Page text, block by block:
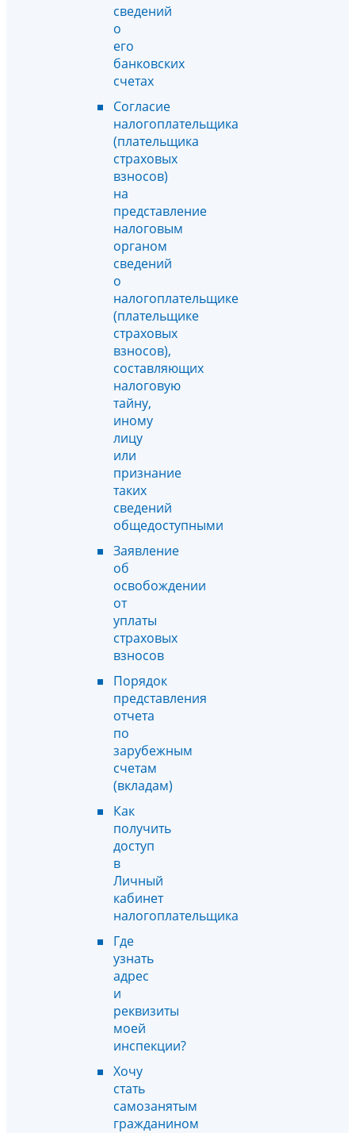
сведений
о
его
банковских
счетах
Согласие
налогоплательщика
(плательщика
страховых
взносов)
на
представление
налоговым
органом
сведений
о
налогоплательщике
(плательщике
страховых
взносов),
составляющих
налоговую
тайну,
иному
лицу
или
признание
таких
сведений
общедоступными
Заявление
об
освобождении
от
уплаты
страховых
взносов
Порядок
представления
отчета
по
зарубежным
счетам
(вкладам)
Как
получить
доступ
в
Личный
кабинет
налогоплательщика
Где
узнать
адрес
и
реквизиты
моей
инспекции?
Хочу
стать
самозанятым
гражданином